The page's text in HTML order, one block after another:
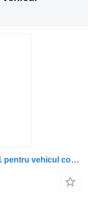
Turbocompresor 070145701KV301 pentru vehicul comercial Volkswagen Transporter Multivan 2,5 TDI